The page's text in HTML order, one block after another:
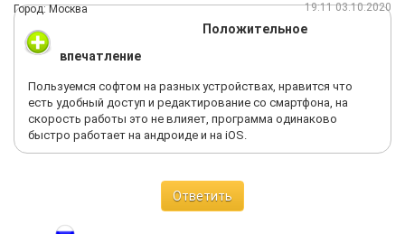
Город: Москва 19:11 03.10.2020
Положительное
впечатление
Пользуемся софтом на разных устройствах, нравится что
есть удобный доступ и редактирование со смартфона, на
скорость работы это не влияет, программа одинаково
быстро работает на андроиде и на iOS.
Ответить